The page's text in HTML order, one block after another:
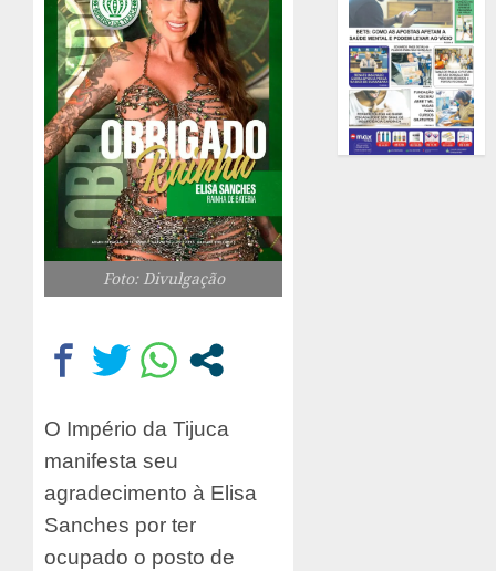
Foto: Divulgação
O Império da Tijuca
manifesta seu
agradecimento à Elisa
Sanches por ter
ocupado o posto de